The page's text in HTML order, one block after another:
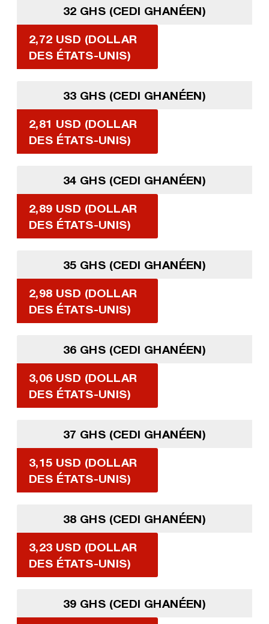
32 GHS (CEDI GHANÉEN)
2,72 USD (DOLLAR
DES ÉTATS-UNIS)
33 GHS (CEDI GHANÉEN)
2,81 USD (DOLLAR
DES ÉTATS-UNIS)
34 GHS (CEDI GHANÉEN)
2,89 USD (DOLLAR
DES ÉTATS-UNIS)
35 GHS (CEDI GHANÉEN)
2,98 USD (DOLLAR
DES ÉTATS-UNIS)
36 GHS (CEDI GHANÉEN)
3,06 USD (DOLLAR
DES ÉTATS-UNIS)
37 GHS (CEDI GHANÉEN)
3,15 USD (DOLLAR
DES ÉTATS-UNIS)
38 GHS (CEDI GHANÉEN)
3,23 USD (DOLLAR
DES ÉTATS-UNIS)
39 GHS (CEDI GHANÉEN)